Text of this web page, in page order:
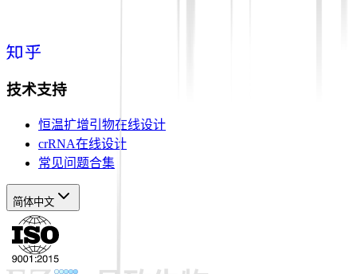
技术支持
恒温扩增引物在线设计
crRNA在线设计
常见问题合集
简体中文